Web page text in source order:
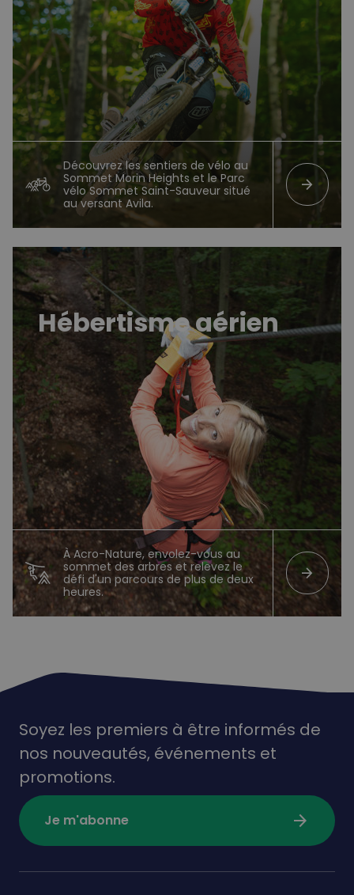
Découvrez les sentiers de vélo au
Sommet Morin Heights et le Parc
vélo Sommet Saint-Sauveur situé
au versant Avila.
arrow_forward
Hébertisme aérien
À Acro-Nature, envolez-vous au
sommet des arbres et relevez le
défi d'un parcours de plus de deux
heures.
arrow_forward
Hébertisme
Soyez les premiers à être informés de
nos nouveautés, événements et
promotions.
Je m'abonne arrow_forward